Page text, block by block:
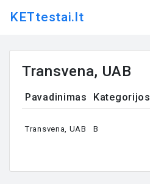
KETtestai.lt
Transvena, UAB
Pavadinimas Kategorijos
Transvena, UAB B